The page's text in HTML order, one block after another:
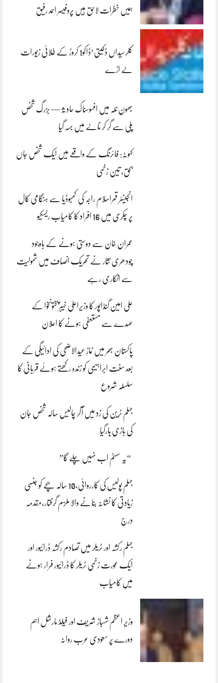
ہمیں خطرات لاحق ہیں پروفیسر احمد رفیق
کلرسیداں ڈکیتی‘ڈاکو1 کروڑ کے طلائی زیورات
لے اڑے
بھون نلہ میں افسوسناک حادثہ — بزرگ شخص
پلی سے گر کر نالے میں بہہ گیا
کہوٹہ: فائرنگ کے واقعے میں ایک شخص جاں
بحق، تین زخمی
انجینئر قمراسلام راجہ کی کمبوڈیا سے ہنگامی کال
پر چکری میں 16 افراد کا کامیاب ریسکیو
عمران خان سے دوستی ہونے کے باوجود
چودھری نثار نے تحریک انصاف میں شمولیت
سے انکاری رہے
علی امین گنڈاپور کا وزیراعلیٰ خیبرپختونخوا کے
عہدے سے مستعفی ہونے کا اعلان
پاکستان بھر میں نمازِ عیدالاضحی کی ادائیگی کے
بعد سنتِ ابراہیمی کو زندہ رکھتے ہوئے قربانی کا
سلسلہ شروع
جہلم ٹرین کی زد میں آکر چالیس سالہ شخص جان
کی بازی ہارگیا
“یہ سسٹم اب نہیں چلے گا”
جہلم پولیس کی کارروائی،10 سالہ بچے کو جنسی
زیادتی کا نشانہ بنانے والا ملزم گرفتار،مقدمہ
درج
جہلم رکشہ اور ٹریلر میں تصادم رکشہ ڈرائیور اور
ایک عورت زخمی ٹریلر کا ڈرائیور فرار ہونے
میں کامیاب
وزیر اعظم شہباز شریف اور فیلڈ مارشل اہم
دورے پر سعودی عرب روانہ